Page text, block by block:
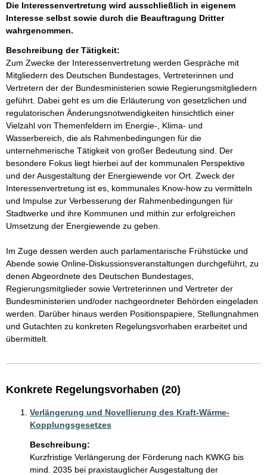
Die Interessenvertretung wird ausschließlich in eigenem
Interesse selbst sowie durch die Beauftragung Dritter
wahrgenommen.
Beschreibung der Tätigkeit:
Zum Zwecke der Interessenvertretung werden Gespräche mit
Mitgliedern des Deutschen Bundestages, Vertreterinnen und
Vertretern der der Bundesministerien sowie Regierungsmitgliedern
geführt. Dabei geht es um die Erläuterung von gesetzlichen und
regulatorischen Änderungsnotwendigkeiten hinsichtlich einer
Vielzahl von Themenfeldern im Energie-, Klima- und
Wasserbereich, die als Rahmenbedingungen für die
unternehmerische Tätigkeit von großer Bedeutung sind. Der
besondere Fokus liegt hierbei auf der kommunalen Perspektive
und der Ausgestaltung der Energiewende vor Ort. Zweck der
Interessenvertretung ist es, kommunales Know-how zu vermitteln
und Impulse zur Verbesserung der Rahmenbedingungen für
Stadtwerke und ihre Kommunen und mithin zur erfolgreichen
Umsetzung der Energiewende zu geben.
Im Zuge dessen werden auch parlamentarische Frühstücke und
Abende sowie Online-Diskussionsveranstaltungen durchgeführt, zu
denen Abgeordnete des Deutschen Bundestages,
Regierungsmitglieder sowie Vertreterinnen und Vertreter der
Bundesministerien und/oder nachgeordneter Behörden eingeladen
werden. Darüber hinaus werden Positionspapiere, Stellungnahmen
und Gutachten zu konkreten Regelungsvorhaben erarbeitet und
Konkrete Regelungsvorhaben (20)
Verlängerung und Novellierung des Kraft-Wärme-
Kopplungsgesetzes
Beschreibung:
Kurzfristige Verlängerung der Förderung nach KWKG bis
mind. 2035 bei praxistauglicher Ausgestaltung der